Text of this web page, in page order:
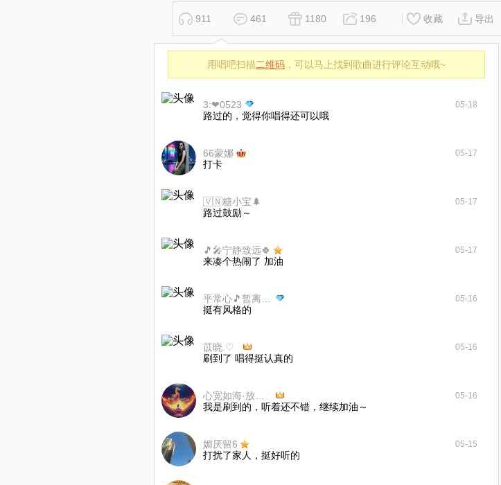
911 461 1180 196 收藏 导出
用唱吧扫描二维码 ，可以马上找到歌曲进行评论互动哦~
3:❤0523 05-18
路过的，觉得你唱得还可以哦
66蒙娜 05-17
打卡
🇻🇳糖小宝🌲 05-17
路过鼓励～
🎵🎤宁静致远🍀 05-17
来凑个热闹了 加油
05-16
挺有风格的
05-16
刷到了 唱得挺认真的
05-16
我是刷到的，听着还不错，继续加油～
媚厌留6 05-15
打扰了家人，挺好听的